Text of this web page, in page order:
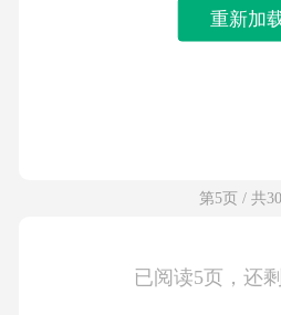
重新加
第5页 / 共
已阅读5页，还